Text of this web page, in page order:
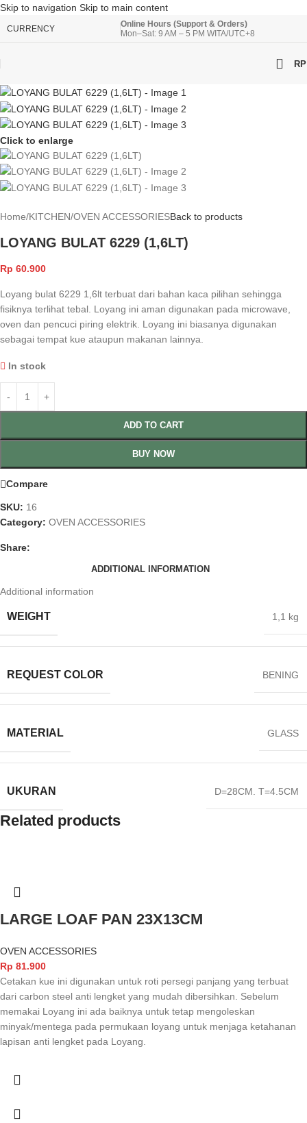
Skip to navigation Skip to main content
CURRENCY
Online Hours (Support & Orders)
Mon–Sat: 9 AM – 5 PM WITA/UTC+8
RP
Click to enlarge
Home/KITCHEN/OVEN ACCESSORIESBack to products
LOYANG BULAT 6229 (1,6LT)
Rp 60.900
Loyang bulat 6229 1,6lt terbuat dari bahan kaca pilihan sehingga
fisiknya terlihat tebal. Loyang ini aman digunakan pada microwave,
oven dan pencuci piring elektrik. Loyang ini biasanya digunakan
sebagai tempat kue ataupun makanan lainnya.
In stock
ADD TO CART
BUY NOW
Compare
SKU: 16
Category: OVEN ACCESSORIES
Share:
ADDITIONAL INFORMATION
Additional information
WEIGHT 1,1 kg
REQUEST COLOR BENING
MATERIAL GLASS
UKURAN D=28CM. T=4.5CM
Related products
LARGE LOAF PAN 23X13CM
OVEN ACCESSORIES
Rp 81.900
Cetakan kue ini digunakan untuk roti persegi panjang yang terbuat
dari carbon steel anti lengket yang mudah dibersihkan. Sebelum
memakai Loyang ini ada baiknya untuk tetap mengoleskan
minyak/mentega pada permukaan loyang untuk menjaga ketahanan
lapisan anti lengket pada Loyang.